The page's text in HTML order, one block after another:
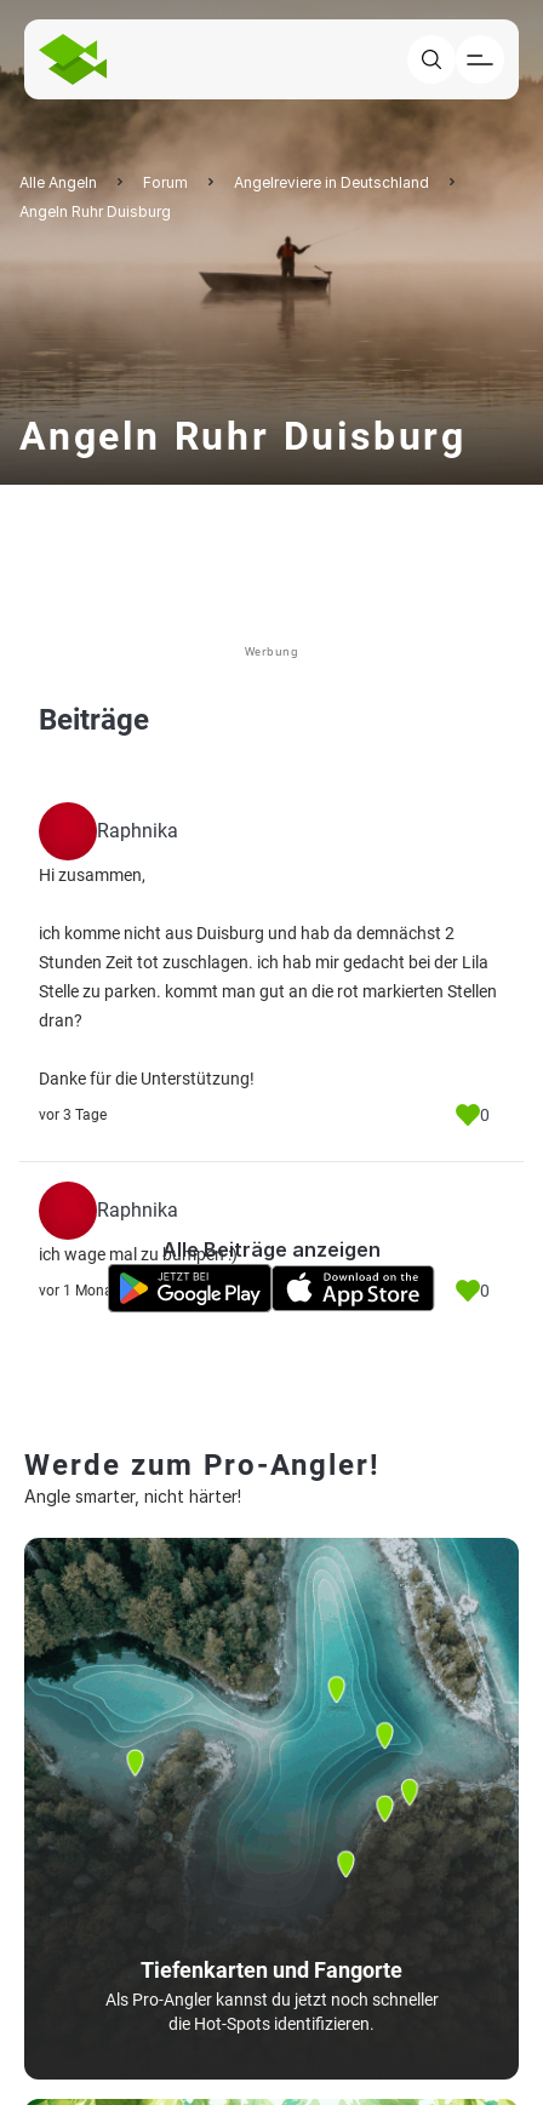
Alle Angeln Forum
Angelreviere in Deutschland
Angeln Ruhr Duisburg
Angeln Ruhr Duisburg
Werbung
Beiträge
Raphnika
Hi zusammen,
ich komme nicht aus Duisburg und hab da demnächst 2
Stunden Zeit tot zuschlagen. ich hab mir gedacht bei der Lila
Stelle zu parken. kommt man gut an die rot markierten Stellen
dran?
Danke für die Unterstützung!
vor 3 Tage 0
Raphnika
ich wage mal zu bumpen :)
vor 1 Monat 0
Alle Beiträge anzeigen
Werde zum Pro-Angler!
Angle smarter, nicht härter!
Tiefenkarten und Fangorte
Als Pro-Angler kannst du jetzt noch schneller
die Hot-Spots identifizieren.